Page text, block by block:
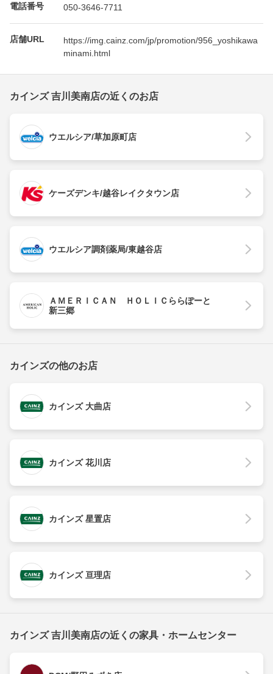
電話番号 050-3646-7711
店舗URL
https://img.cainz.com/jp/promotion/956_yoshikawa
minami.html
カインズ 吉川美南店の近くのお店
ウエルシア/草加原町店
ケーズデンキ/越谷レイクタウン店
ウエルシア調剤薬局/東越谷店
ＡＭＥＲＩＣＡＮ ＨＯＬＩＣららぽーと
新三郷
カインズの他のお店
カインズ 大曲店
カインズ 花川店
カインズ 星置店
カインズ 亘理店
カインズ 吉川美南店の近くの家具・ホームセンター